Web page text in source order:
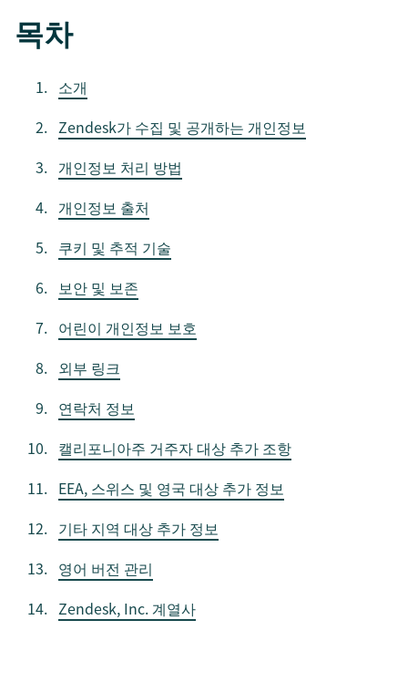
목차
소개
Zendesk가 수집 및 공개하는 개인정보
개인정보 처리 방법
개인정보 출처
쿠키 및 추적 기술
보안 및 보존
어린이 개인정보 보호
외부 링크
연락처 정보
캘리포니아주 거주자 대상 추가 조항
EEA, 스위스 및 영국 대상 추가 정보
기타 지역 대상 추가 정보
영어 버전 관리
Zendesk, Inc. 계열사